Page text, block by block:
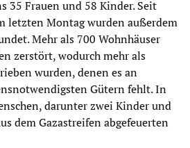
35 Frauen und 58 Kinder. Seit
letzten Montag wurden außerdem
Mehr als 700 Wohnhäuser
zerstört, wodurch mehr als
wurden, denen es an
Gütern fehlt. In
darunter zwei Kinder und
dem Gazastreifen abgefeuerten